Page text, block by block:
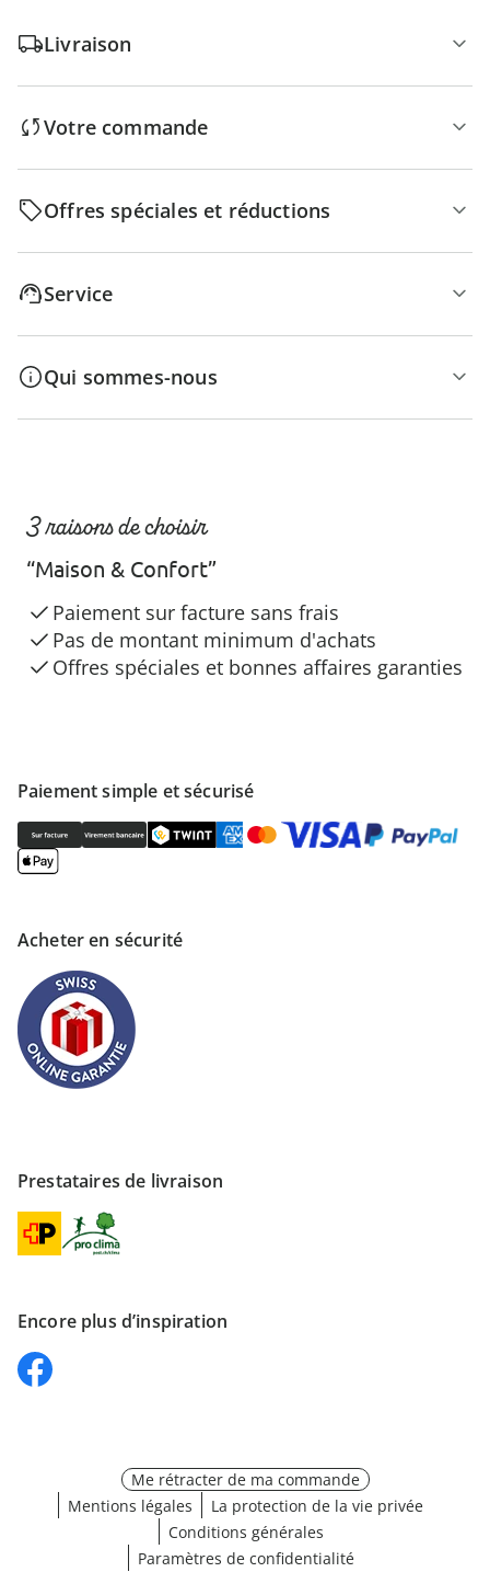
Livraison
Votre commande
Offres spéciales et réductions
Service
Qui sommes-nous
Paiement simple et sécurisé
Acheter en sécurité
Prestataires de livraison
Encore plus d’inspiration
3 raisons de choisir
“Maison & Confort”
Paiement sur facture sans frais
Pas de montant minimum d'achats
Offres spéciales et bonnes affaires garanties
Me rétracter de ma commande
Mentions légales
La protection de la vie privée
Conditions générales
Paramètres de confidentialité